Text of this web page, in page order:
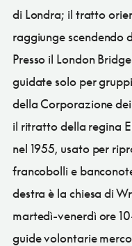
di Londra; il tratto
raggiunge scendendo
Presso il London
guidate solo per
della Corporazione
il ritratto della regina
nel 1955, usato per
francobolli e
destra è la chiesa di
martedì-venerdì ore
guide volontarie